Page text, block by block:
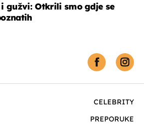
gužvi: Otkrili smo gdje se
CELEBRITY
PREPORUKE